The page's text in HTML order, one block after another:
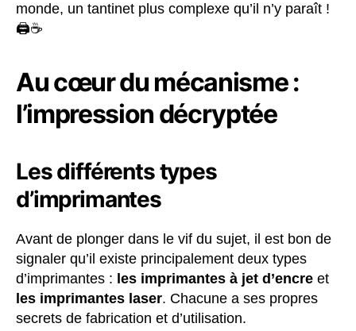
monde, un tantinet plus complexe qu’il n’y paraît !
🖨️☕️
Au cœur du mécanisme :
l’impression décryptée
Les différents types
d’imprimantes
Avant de plonger dans le vif du sujet, il est bon de
signaler qu’il existe principalement deux types
d’imprimantes : les imprimantes à jet d’encre et
les imprimantes laser. Chacune a ses propres
secrets de fabrication et d’utilisation.